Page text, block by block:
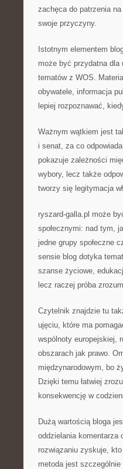
zachęca do patrzenia
swoje przyczyny.
Istotnym elementem
może być przydatna dla
tematów z WOS.
obywatele, informacja
lepiej rozpoznawać,
Ważnym wątkiem jest
i senat, za co
pokazuje zależności
wybory, lecz także
tworzy się legitymacja
ryszard-galla.pl może
społecznymi: nad tym,
jedne grupy społeczne
sensie blog dotyka
szanse życiowe,
lecz raczej próba
Czytelnik znajdzie tu
ujęciu, które ma
wspólnoty europejskiej,
obszarach jak prawo.
międzynarodowym, bo
Dzięki temu łatwiej
konsekwencję w
Dużą wartością bloga
oddzielania komentarza
rozwiązaniu zyskuje,
metoda jest